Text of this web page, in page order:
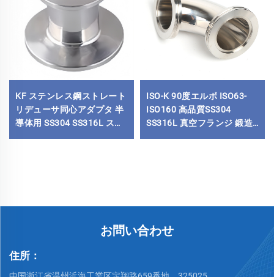
KF ステンレス鋼ストレート
リデューサ同心アダプタ 半
導体用 SS304 SS316L スト
ISO-K 90度エルボ ISO63-
ISO160 高品質SS304
SS316L 真空フランジ 鍛造
お問い合わせ
住所：